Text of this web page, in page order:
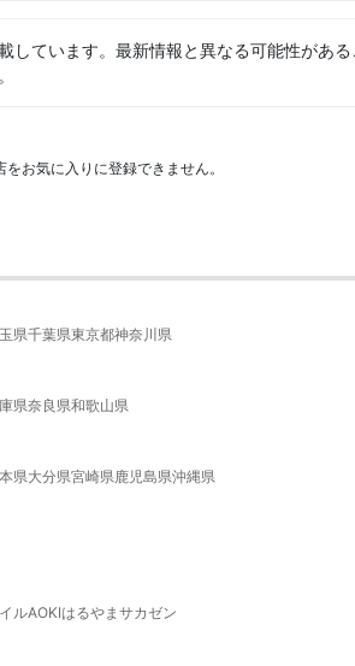
しています。最新情報と異なる可能性があ
お気に入りに登録できません。
県千葉県東京都神奈川県
県奈良県和歌山県
県大分県宮崎県鹿児島県沖縄県
ルAOKIはるやま サカゼン